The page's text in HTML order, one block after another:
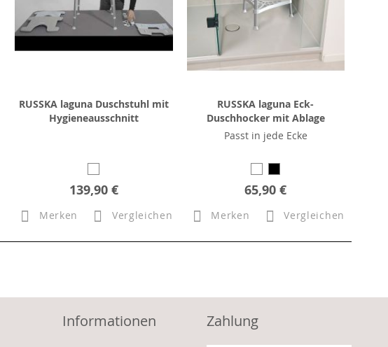
RUSSKA laguna Duschstuhl mit
Hygieneausschnitt
139,90 €
Merken Vergleichen
RUSSKA laguna Eck-
Duschhocker mit Ablage
Passt in jede Ecke
65,90 €
Merken Vergleichen
Informationen Zahlung